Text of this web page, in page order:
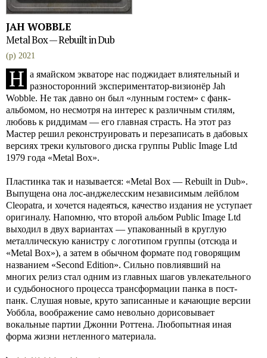
JAH WOBBLE
Metal Box — Rebuilt in Dub
(p) 2021
Н а ямайском экваторе нас поджидает влиятельный и
разносторонний экспериментатор-визионёр Jah
Wobble. Не так давно он был «лунным гостем» с фанк-
альбомом, но несмотря на интерес к различным стилям,
любовь к риддимам — его главная страсть. На этот раз
Мастер решил реконструировать и перезаписать в дабовых
версиях треки культового диска группы Public Image Ltd
1979 года «Metal Box».
Пластинка так и называется: «Metal Box — Rebuilt in Dub».
Выпущена она лос-анджелесским независимым лейблом
Cleopatra, и хочется надеяться, качество издания не уступает
оригиналу. Напомню, что второй альбом Public Image Ltd
выходил в двух вариантах — упакованный в круглую
металлическую канистру с логотипом группы (отсюда и
«Metal Box»), а затем в обычном формате под говорящим
названием «Second Edition». Сильно повлиявший на
многих релиз стал одним из главных шагов увлекательного
и судьбоносного процесса трансформации панка в пост-
панк. Слушая новые, круто записанные и качающие версии
Уоббла, воображение само невольно дорисовывает
вокальные партии Джонни Роттена. Любопытная иная
форма жизни нетленного материала.